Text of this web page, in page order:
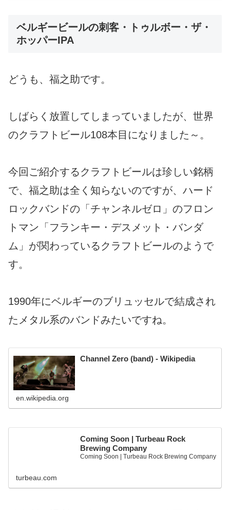
ベルギービールの刺客・トゥルボー・ザ・
ホッパーIPA
どうも、福之助です。
しばらく放置してしまっていましたが、世界
のクラフトビール108本目になりました～。
今回ご紹介するクラフトビールは珍しい銘柄
で、福之助は全く知らないのですが、ハード
ロックバンドの「チャンネルゼロ」のフロン
トマン「フランキー・デスメット・バンダ
ム」が関わっているクラフトビールのようで
す。
1990年にベルギーのブリュッセルで結成され
たメタル系のバンドみたいですね。
Channel Zero (band) - Wikipedia
en.wikipedia.org
Coming Soon | Turbeau Rock
Brewing Company
Coming Soon | Turbeau Rock Brewing Company
turbeau.com